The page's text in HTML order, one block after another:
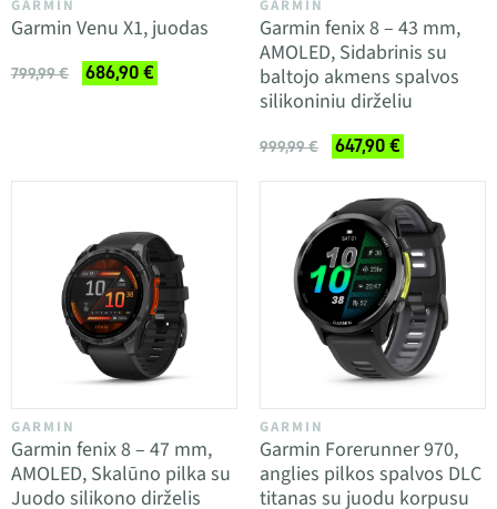
GARMIN
Garmin Venu X1, juodas
799,99 € 686,90 €
GARMIN
Garmin fenix 8 – 43 mm,
AMOLED, Sidabrinis su
baltojo akmens spalvos
silikoniniu dirželiu
999,99 € 647,90 €
GARMIN
Garmin fenix 8 – 47 mm,
AMOLED, Skalūno pilka su
Juodo silikono dirželis
GARMIN
Garmin Forerunner 970,
anglies pilkos spalvos DLC
titanas su juodu korpusu